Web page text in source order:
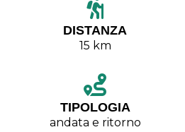
DISTANZA
15 km
TIPOLOGIA
andata e ritorno